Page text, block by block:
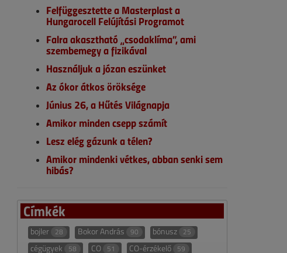
Felfüggesztette a Masterplast a
Hungarocell Felújítási Programot
Falra akasztható „csodaklíma”, ami
szembemegy a fizikával
Használjuk a józan eszünket
Az ókor átkos öröksége
Június 26, a Hűtés Világnapja
Amikor minden csepp számít
Lesz elég gázunk a télen?
Amikor mindenki vétkes, abban senki sem
hibás?
Címkék
bojler 28 Bokor András 90 bónusz 25
cégügyek 58 CO 51 CO-érzékelő 59